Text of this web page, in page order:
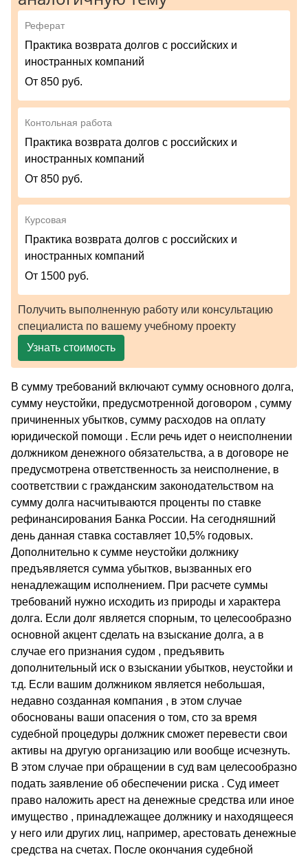
Реферат
Практика возврата долгов c российских и
иностранных компаний
От 850 руб.
Контольная работа
Практика возврата долгов c российских и
иностранных компаний
От 850 руб.
Курсовая
Практика возврата долгов c российских и
иностранных компаний
От 1500 руб.
Получить выполненную работу или консультацию
специалиста по вашему учебному проекту
Узнать стоимость
В сумму требований включают сумму основного долга,
сумму неустойки, предусмотренной договором , сумму
причиненных убытков, сумму расходов на оплату
юридической помощи . Если речь идет о неисполнении
должником денежного обязательства, а в договоре не
предусмотрена ответственность за неисполнение, в
соответствии с гражданским законодательством на
сумму долга насчитываются проценты по ставке
рефинансирования Банка России. На сегодняшний
день данная ставка составляет 10,5% годовых.
Дополнительно к сумме неустойки должнику
предъявляется сумма убытков, вызванных его
ненадлежащим исполнением. При расчете суммы
требований нужно исходить из природы и характера
долга. Если долг является спорным, то целесообразно
основной акцент сделать на взыскание долга, а в
случае его признания судом , предъявить
дополнительный иск о взыскании убытков, неустойки и
т.д. Если вашим должником является небольшая,
недавно созданная компания , в этом случае
обоснованы ваши опасения о том, сто за время
судебной процедуры должник сможет перевести свои
активы на другую организацию или вообще исчезнуть.
В этом случае при обращении в суд вам целесообразно
подать заявление об обеспечении риска . Суд имеет
право наложить арест на денежные средства или иное
имущество , принадлежащее должнику и находящееся
у него или других лиц, например, арестовать денежные
средства на счетах. После окончания судебной